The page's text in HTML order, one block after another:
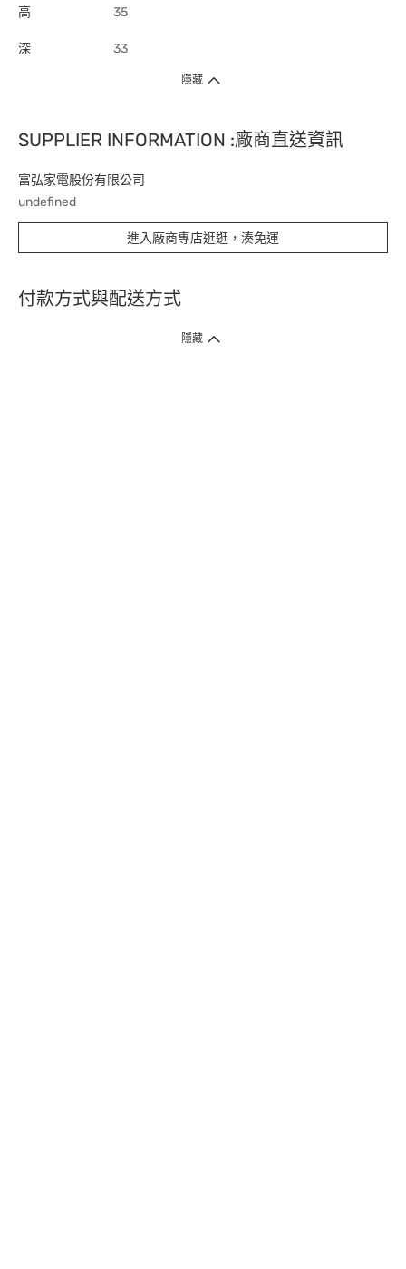
高 35
深 33
隱藏
SUPPLIER INFORMATION :廠商直送資訊
富弘家電股份有限公司
undefined
進入廠商專店逛逛，湊免運
付款方式與配送方式
隱藏